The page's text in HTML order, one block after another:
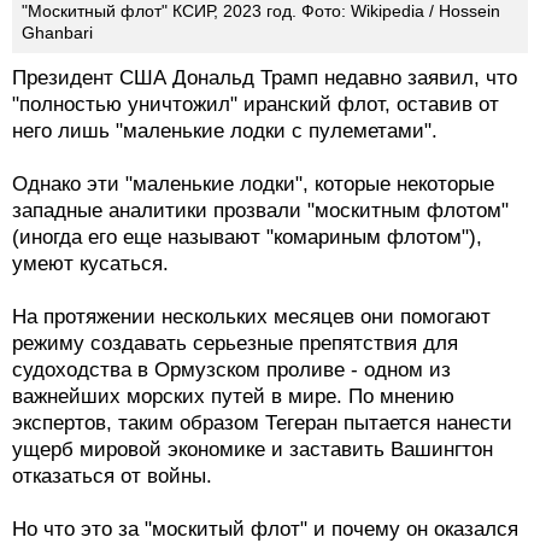
"Москитный флот" КСИР, 2023 год. Фото: Wikipedia / Hossein
Ghanbari
Президент США Дональд Трамп недавно заявил, что
"полностью уничтожил" иранский флот, оставив от
него лишь "маленькие лодки с пулеметами".
Однако эти "маленькие лодки", которые некоторые
западные аналитики прозвали "москитным флотом"
(иногда его еще называют "комариным флотом"),
умеют кусаться.
На протяжении нескольких месяцев они помогают
режиму создавать серьезные препятствия для
судоходства в Ормузском проливе - одном из
важнейших морских путей в мире. По мнению
экспертов, таким образом Тегеран пытается нанести
ущерб мировой экономике и заставить Вашингтон
отказаться от войны.
Но что это за "москитый флот" и почему он оказался